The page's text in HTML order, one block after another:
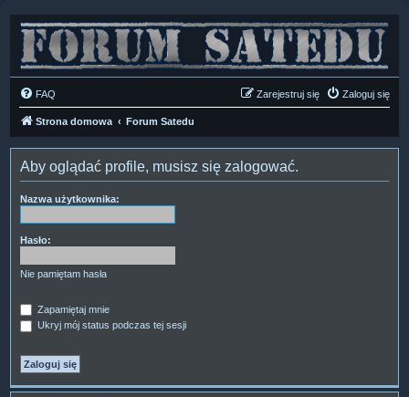
FAQ Zaloguj się
Zarejestruj się
Strona domowa Forum Satedu
Aby oglądać profile, musisz się zalogować.
Nazwa użytkownika:
Hasło:
Nie pamiętam hasła
Zapamiętaj mnie
Ukryj mój status podczas tej sesji